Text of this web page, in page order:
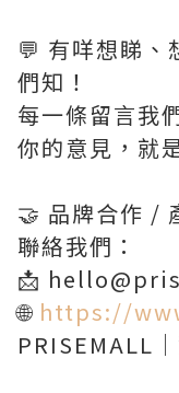
💬 有咩想睇、
們知！
每一條留言我
你的意見，就
🤝 品牌合作 /
聯絡我們：
📩
🌐 https://
PRISEMALL